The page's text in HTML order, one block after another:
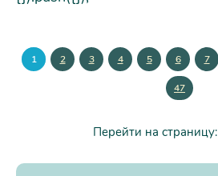
1 2 3 4 5 6 7
47
Перейти на страницу: